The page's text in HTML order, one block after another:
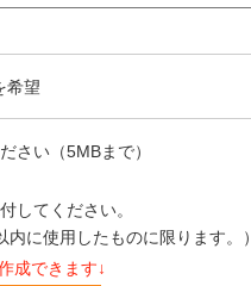
希望
さい（5MBまで）
してください。
に使用したものに限ります。）
成できます↓